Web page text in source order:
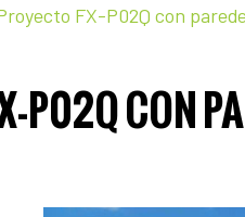
FX-P02Q con
P02Q CON